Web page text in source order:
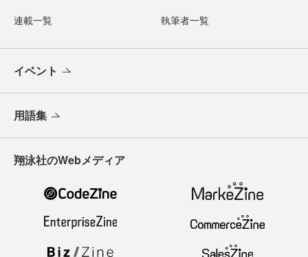
連載一覧 執筆者一覧
イベント
用語集
翔泳社のWebメディア